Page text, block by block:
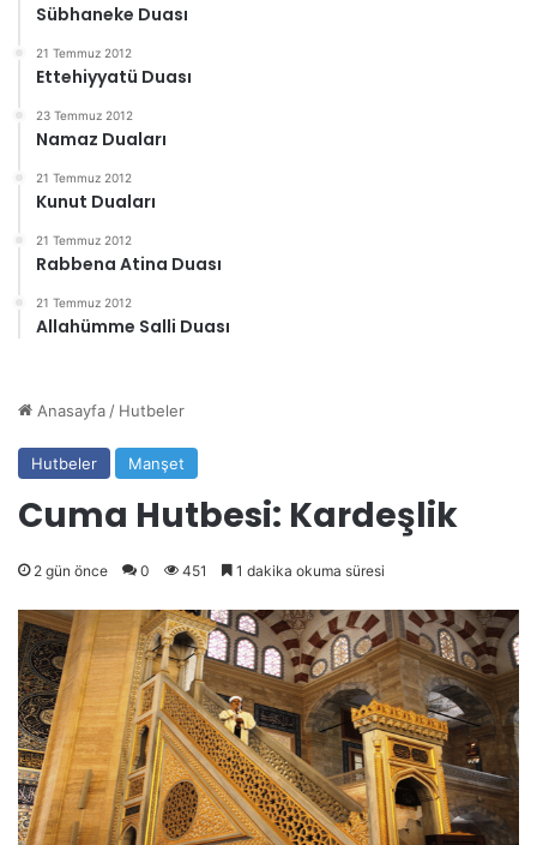
Sübhaneke Duası
21 Temmuz 2012
Ettehiyyatü Duası
23 Temmuz 2012
Namaz Duaları
21 Temmuz 2012
Kunut Duaları
21 Temmuz 2012
Rabbena Atina Duası
21 Temmuz 2012
Allahümme Salli Duası